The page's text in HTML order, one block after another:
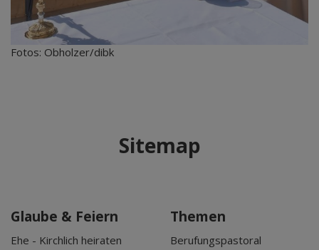
Fotos: Obholzer/dibk
Sitemap
Glaube & Feiern
Ehe - Kirchlich heiraten
Themen
Berufungspastoral